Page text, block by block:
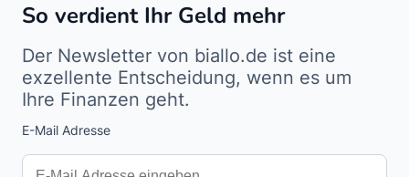
So verdient Ihr Geld mehr
Der Newsletter von biallo.de ist eine
exzellente Entscheidung, wenn es um
Ihre Finanzen geht.
E-Mail Adresse
Interests
Amount